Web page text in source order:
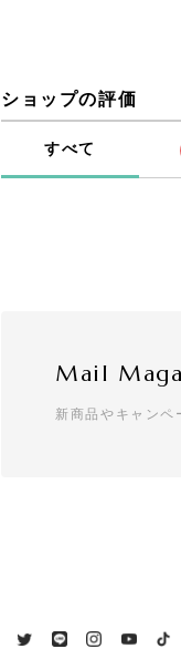
ショップの評価
すべて
Mail
新商品やキャンペ